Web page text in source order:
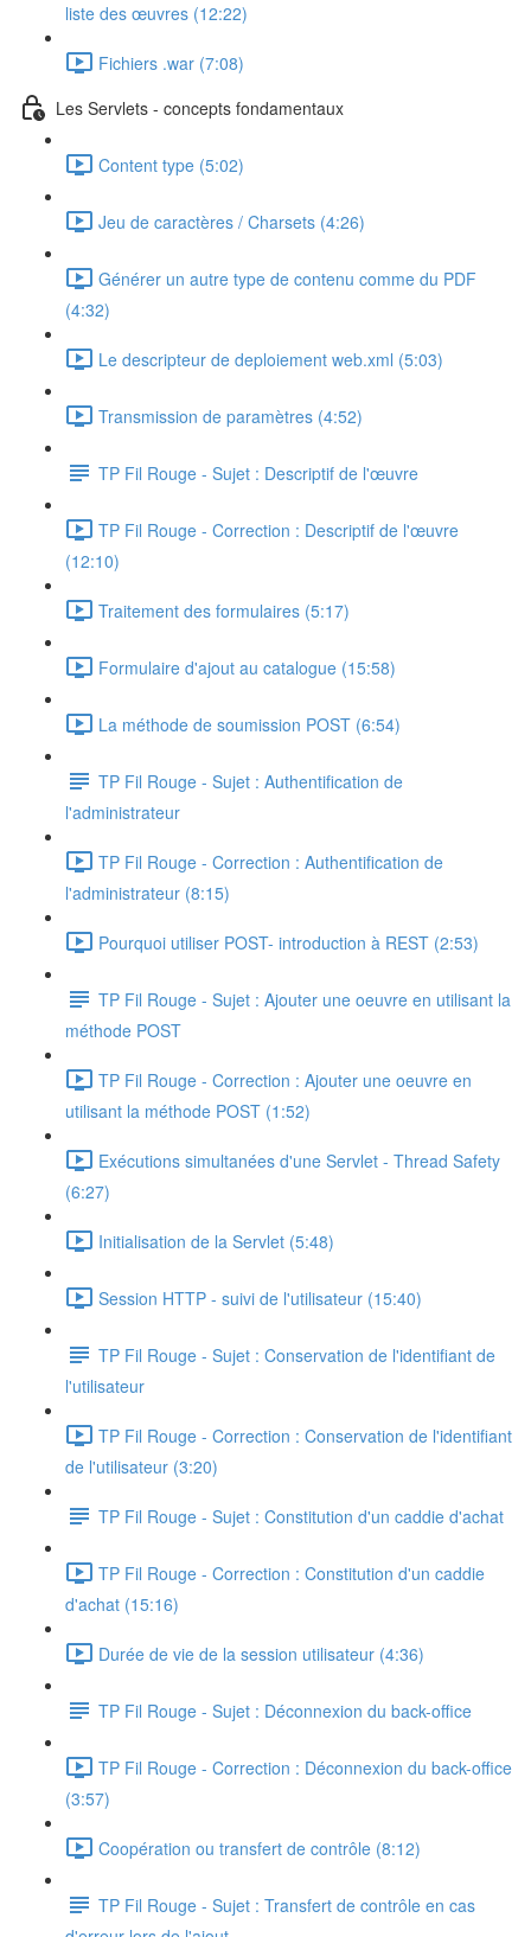
liste des œuvres (12:22)
Fichiers .war (7:08)
Les Servlets - concepts fondamentaux
Content type (5:02)
Jeu de caractères / Charsets (4:26)
Générer un autre type de contenu comme du PDF
(4:32)
Le descripteur de deploiement web.xml (5:03)
Transmission de paramètres (4:52)
TP Fil Rouge - Sujet : Descriptif de l'œuvre
TP Fil Rouge - Correction : Descriptif de l'œuvre
(12:10)
Traitement des formulaires (5:17)
Formulaire d'ajout au catalogue (15:58)
La méthode de soumission POST (6:54)
TP Fil Rouge - Sujet : Authentification de
l'administrateur
TP Fil Rouge - Correction : Authentification de
l'administrateur (8:15)
Pourquoi utiliser POST- introduction à REST (2:53)
TP Fil Rouge - Sujet : Ajouter une oeuvre en utilisant la
méthode POST
TP Fil Rouge - Correction : Ajouter une oeuvre en
utilisant la méthode POST (1:52)
Exécutions simultanées d'une Servlet - Thread Safety
(6:27)
Initialisation de la Servlet (5:48)
Session HTTP - suivi de l'utilisateur (15:40)
TP Fil Rouge - Sujet : Conservation de l'identifiant de
l'utilisateur
TP Fil Rouge - Correction : Conservation de l'identifiant
de l'utilisateur (3:20)
TP Fil Rouge - Sujet : Constitution d'un caddie d'achat
TP Fil Rouge - Correction : Constitution d'un caddie
d'achat (15:16)
Durée de vie de la session utilisateur (4:36)
TP Fil Rouge - Sujet : Déconnexion du back-office
TP Fil Rouge - Correction : Déconnexion du back-office
(3:57)
Coopération ou transfert de contrôle (8:12)
TP Fil Rouge - Sujet : Transfert de contrôle en cas